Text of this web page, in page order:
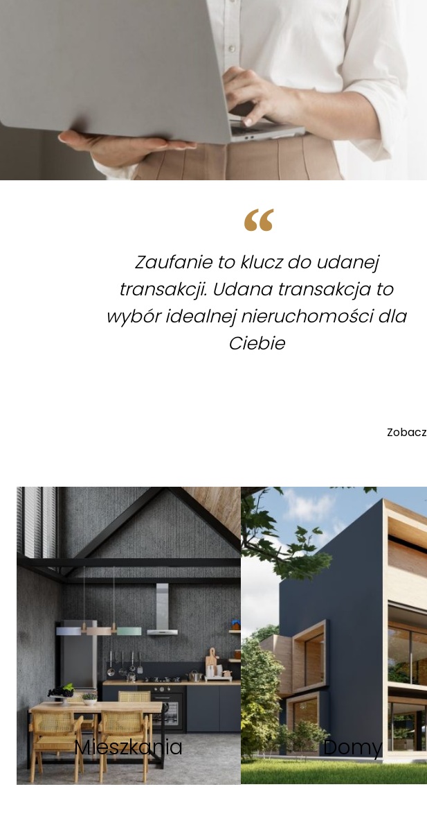
Zaufanie to klucz do udanej
transakcji. Udana transakcja to
wybór idealnej nieruchomości dla
Ciebie
Zobacz
Mieszkania Domy